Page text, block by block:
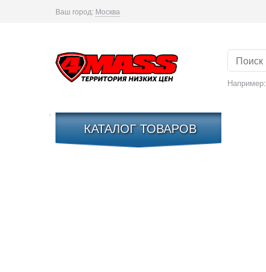
Ваш город: Москва
Например:
КАТАЛОГ ТОВАРОВ